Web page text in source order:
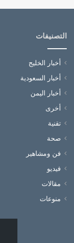
التصنيفات
أخبار الخليج
أخبار السعودية
أخبار اليمن
أخرى
تقنية
صحة
فن ومشاهير
فيديو
مقالات
منوعات